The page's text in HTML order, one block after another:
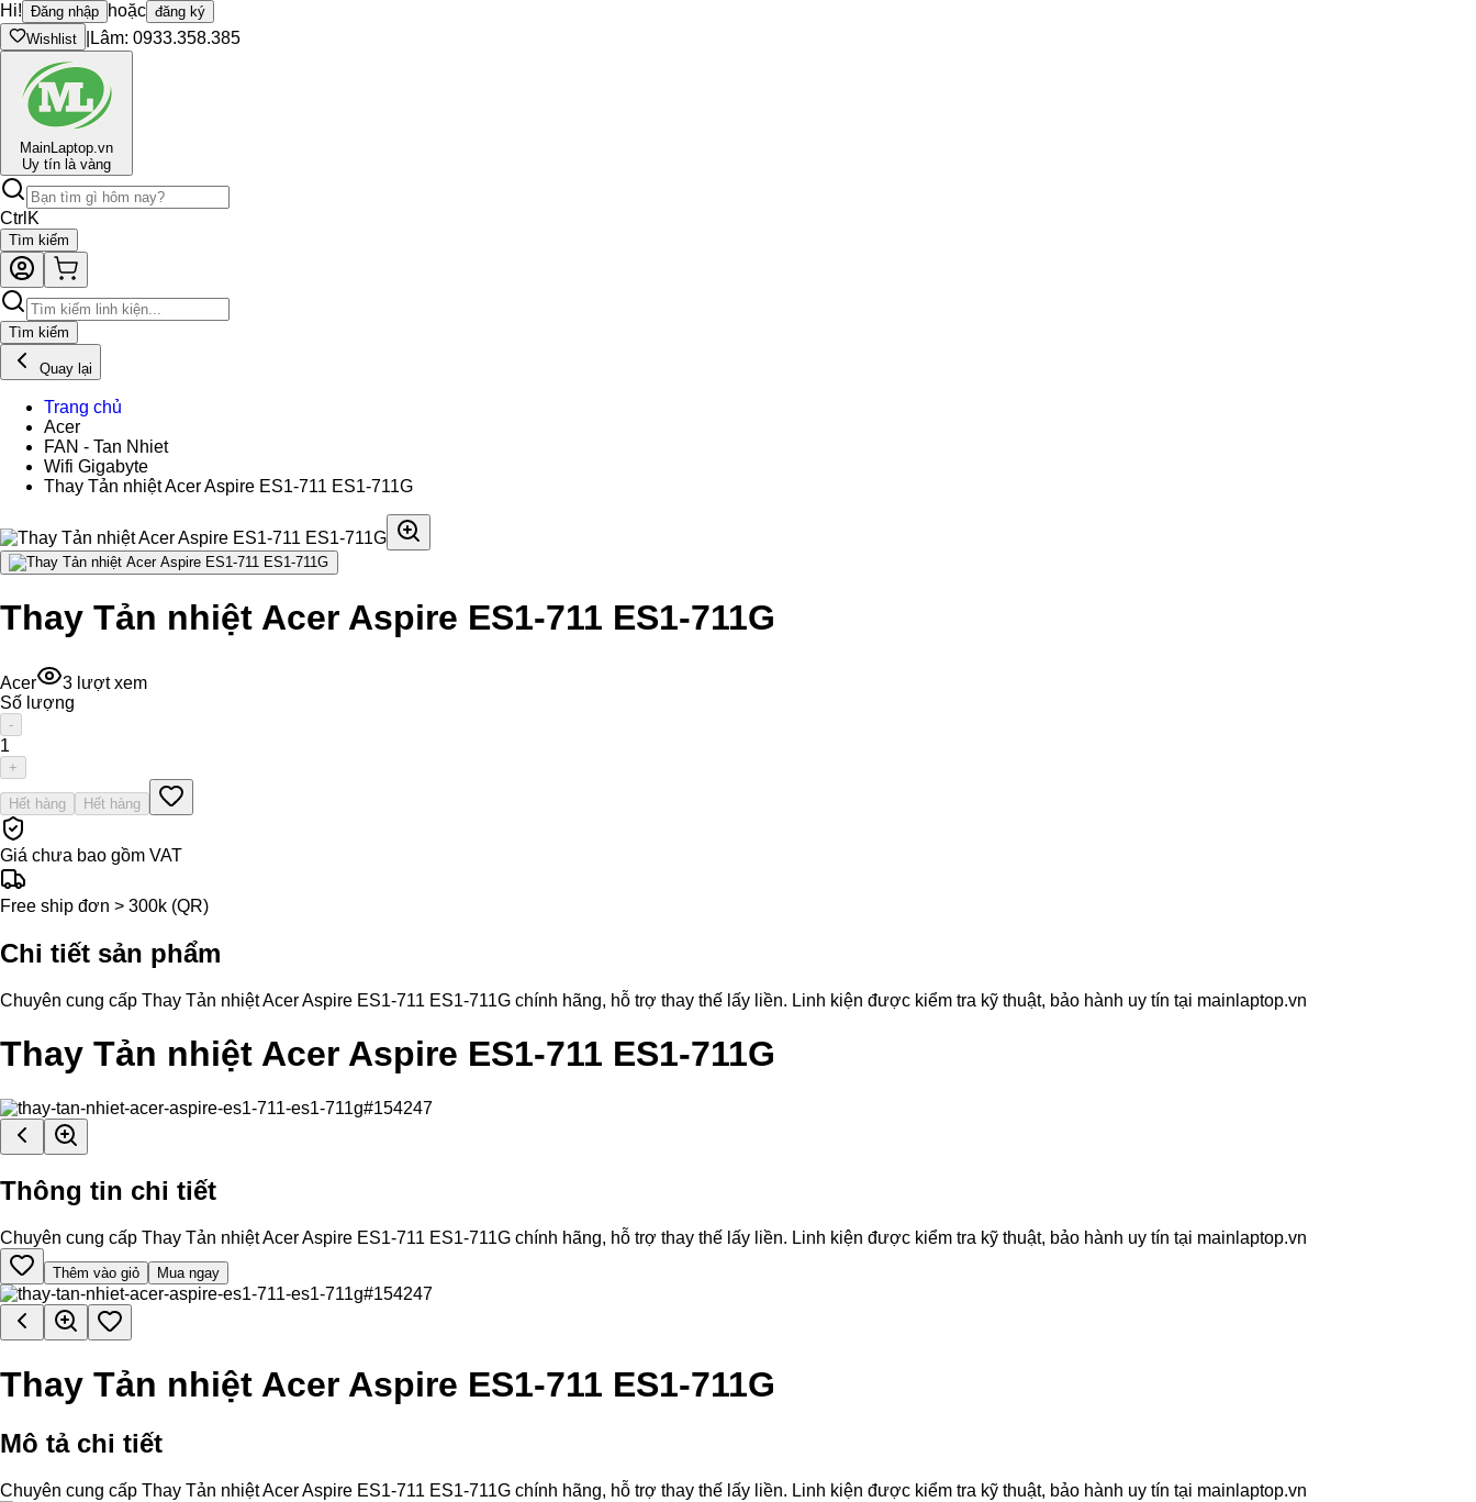
Hi! Đăng nhập hoặc đăng ký
Wishlist
Lâm: 0933.358.385
MainLaptop.vn
Uy tín là vàng
Ctrl K
Tìm kiếm
Tìm kiếm
Quay lại
Trang chủ
Acer
FAN - Tan Nhiet
Wifi Gigabyte
Thay Tản nhiệt Acer Aspire ES1-711 ES1-711G
Thay Tản nhiệt Acer Aspire ES1-711 ES1-711G
Acer 3 lượt xem
Số lượng
-
1
+
Hết hàng Hết hàng
Giá chưa bao gồm VAT
Free ship đơn > 300k (QR)
Chi tiết sản phẩm
Chuyên cung cấp Thay Tản nhiệt Acer Aspire ES1-711 ES1-711G chính hãng, hỗ trợ thay thế lấy liền. Linh kiện được kiểm tra kỹ thuật, bảo hành uy tín tại mainlaptop.vn
Thay Tản nhiệt Acer Aspire ES1-711 ES1-711G
Thông tin chi tiết
Chuyên cung cấp Thay Tản nhiệt Acer Aspire ES1-711 ES1-711G chính hãng, hỗ trợ thay thế lấy liền. Linh kiện được kiểm tra kỹ thuật, bảo hành uy tín tại mainlaptop.vn
Thêm vào giỏ Mua ngay
Thay Tản nhiệt Acer Aspire ES1-711 ES1-711G
Mô tả chi tiết
Chuyên cung cấp Thay Tản nhiệt Acer Aspire ES1-711 ES1-711G chính hãng, hỗ trợ thay thế lấy liền. Linh kiện được kiểm tra kỹ thuật, bảo hành uy tín tại mainlaptop.vn